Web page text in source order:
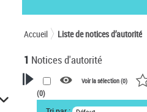
Accueil Liste de notices d’autorité
1 Notices d'autorité
VOTRE RECHERCHE
Voir la sélection (0)
(0)